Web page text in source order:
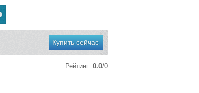
Купить сейчас
Рейтинг: 0.0/0